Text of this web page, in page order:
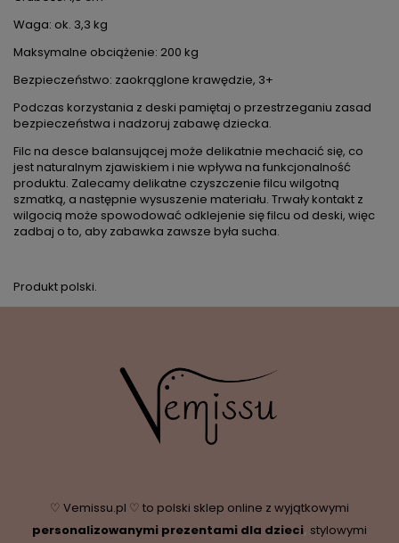
Waga: ok. 3,3 kg
Maksymalne obciążenie: 200 kg
Bezpieczeństwo: zaokrąglone krawędzie, 3+
Podczas korzystania z deski pamiętaj o przestrzeganiu zasad
bezpieczeństwa i nadzoruj zabawę dziecka.
Filc na desce balansującej może delikatnie mechacić się, co
jest naturalnym zjawiskiem i nie wpływa na funkcjonalność
produktu. Zalecamy delikatne czyszczenie filcu wilgotną
szmatką, a następnie wysuszenie materiału. Trwały kontakt z
wilgocią może spowodować odklejenie się filcu od deski, więc
zadbaj o to, aby zabawka zawsze była sucha.
Produkt polski.
♡ Vemissu.pl ♡ to polski sklep online z wyjątkowymi
personalizowanymi prezentami dla dzieci, stylowymi